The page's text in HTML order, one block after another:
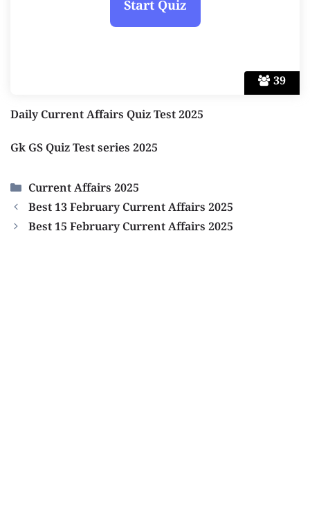
39
Daily Current Affairs Quiz Test 2025
Gk GS Quiz Test series 2025
Categories
Current Affairs 2025
Best 13 February Current Affairs 2025
Best 15 February Current Affairs 2025